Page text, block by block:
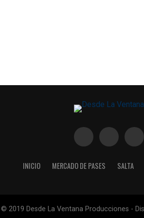
INICIO MERCADO DE PASES SALTA
2019 Desde La Ventana Producciones -